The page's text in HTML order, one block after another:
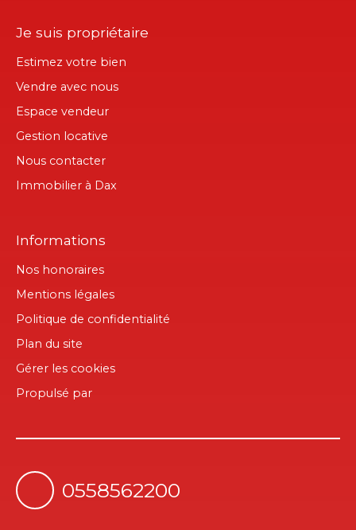
Je suis propriétaire
Estimez votre bien
Vendre avec nous
Espace vendeur
Gestion locative
Nous contacter
Immobilier à Dax
Informations
Nos honoraires
Mentions légales
Politique de confidentialité
Plan du site
Gérer les cookies
Propulsé par
0558562200